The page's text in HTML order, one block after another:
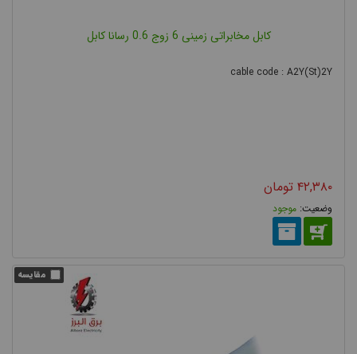
کابل مخابراتی زمینی 6 زوج 0.6 رسانا کابل
cable code : A2Y(St)2Y
۴۲,۳۸۰ تومان
موجود